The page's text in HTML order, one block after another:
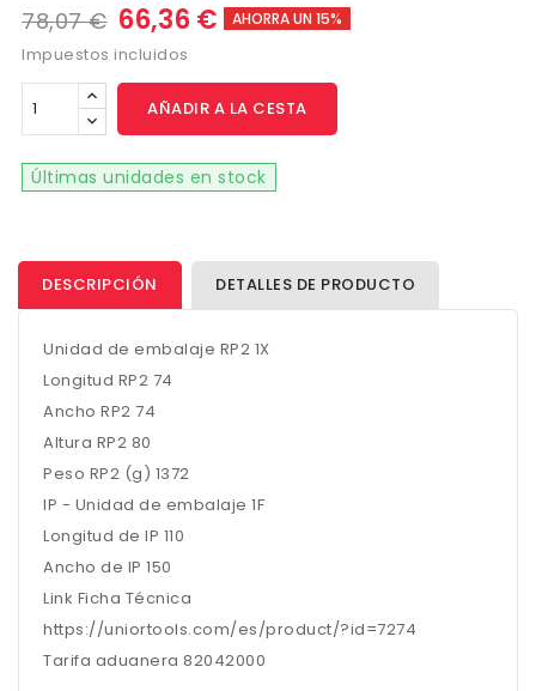
78,07 € 66,36 € AHORRA UN 15%
Impuestos incluidos
AÑADIR A LA CESTA
Últimas unidades en stock
DESCRIPCIÓN DETALLES DE PRODUCTO
Unidad de embalaje RP2 1X
Longitud RP2 74
Ancho RP2 74
Altura RP2 80
Peso RP2 (g) 1372
IP - Unidad de embalaje 1F
Longitud de IP 110
Ancho de IP 150
Link Ficha Técnica
https://uniortools.com/es/product/?id=7274
Tarifa aduanera 82042000